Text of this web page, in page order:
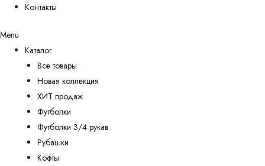
Контакты
Menu
Каталог
Все товары
Новая коллекция
ХИТ продаж
Футболки
Футболки 3/4 рукав
Рубашки
Кофты